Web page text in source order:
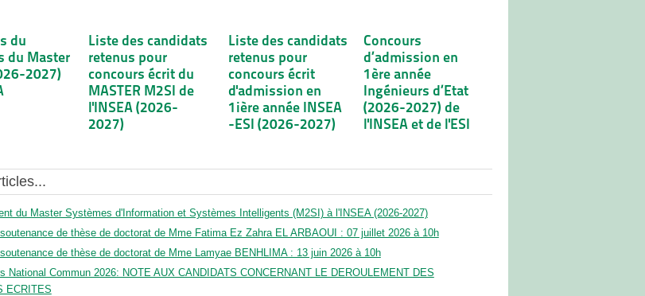
du
du Master
2027)
Liste des candidats
retenus pour
concours écrit du
MASTER M2SI de
l'INSEA (2026-
2027)
Liste des candidats
retenus pour
concours écrit
d'admission en
1ière année INSEA
-ESI (2026-2027)
Concours
d’admission en
1ère année
Ingénieurs d’Etat
(2026-2027) de
l'INSEA et de l'ESI
du Master Systèmes d'Information et Systèmes Intelligents (M2SI) à l'INSEA (2026-2027)
de thèse de doctorat de Mme Fatima Ez Zahra EL ARBAOUI : 07 juillet 2026 à 10h
de thèse de doctorat de Mme Lamyae BENHLIMA : 13 juin 2026 à 10h
National Commun 2026: NOTE AUX CANDIDATS CONCERNANT LE DEROULEMENT DES
ECRITES